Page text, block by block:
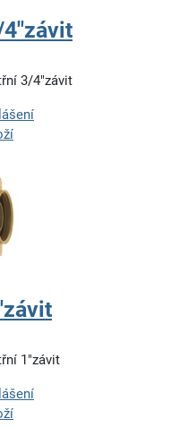
3/4"závit
1"závit